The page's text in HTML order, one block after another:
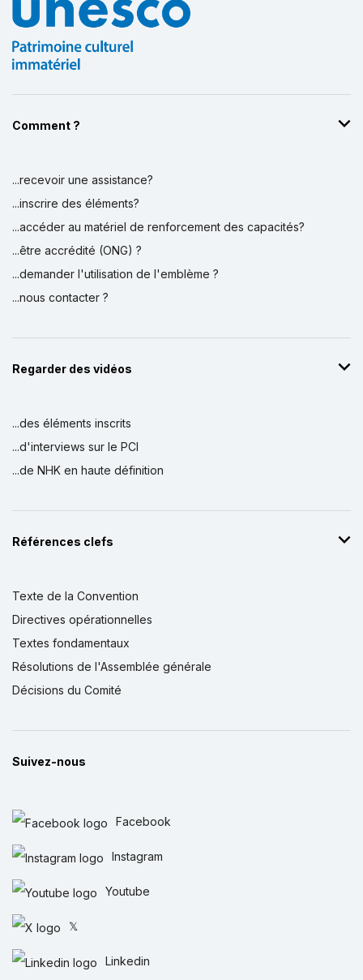
Comment ?
...recevoir une assistance?
...inscrire des éléments?
...accéder au matériel de renforcement des capacités?
...être accrédité (ONG) ?
...demander l'utilisation de l'emblème ?
...nous contacter ?
Regarder des vidéos
...des éléments inscrits
...d'interviews sur le PCI
...de NHK en haute définition
Références clefs
Texte de la Convention
Directives opérationnelles
Textes fondamentaux
Résolutions de l'Assemblée générale
Décisions du Comité
Suivez-nous
Facebook
Instagram
Youtube
𝕏
Linkedin